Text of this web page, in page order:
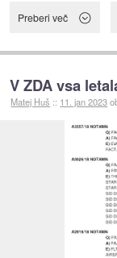
Preberi več
V ZDA vsa
Matej Huš :: 11. jan 2023